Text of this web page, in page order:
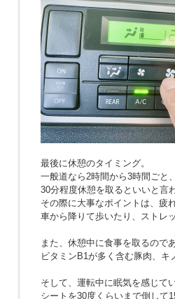
最後に休憩のタイミング。
一般道なら2時間から3時間ごと
30分程度休憩を取るといいと言
その際に大事なポイントは、疲
車から降りて歩いたり、ストレ
また、休憩中に食事を取るので
ビタミンB1が多く含む豚肉、
そして、運転中に眠気を感じて
シートを30度くらいまで倒して